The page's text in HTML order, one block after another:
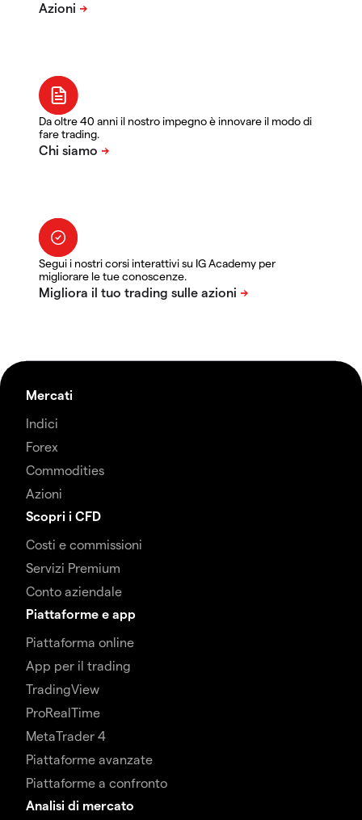
Da oltre 40 anni il nostro impegno è innovare il modo di
fare trading.
Segui i nostri corsi interattivi su IG Academy per
migliorare le tue conoscenze.
Mercati
Indici
Forex
Commodities
Azioni
Scopri i CFD
Costi e commissioni
Servizi Premium
Conto aziendale
Piattaforme e app
Piattaforma online
App per il trading
TradingView
ProRealTime
MetaTrader 4
Piattaforme avanzate
Piattaforme a confronto
Analisi di mercato